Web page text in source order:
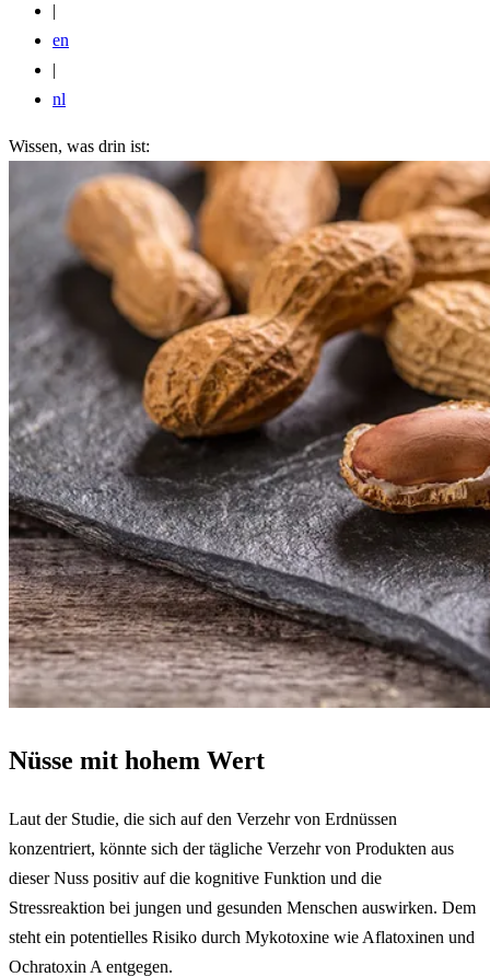
|
en
|
nl
Wissen, was drin ist:
Nüsse mit hohem Wert
Laut der Studie, die sich auf den Verzehr von Erdnüssen
konzentriert, könnte sich der tägliche Verzehr von Produkten aus
dieser Nuss positiv auf die kognitive Funktion und die
Stressreaktion bei jungen und gesunden Menschen auswirken. Dem
steht ein potentielles Risiko durch Mykotoxine wie Aflatoxinen und
Ochratoxin A entgegen.